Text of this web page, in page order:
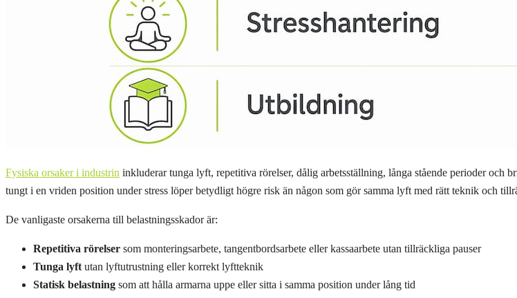
Fysiska orsaker i industrin inkluderar tunga lyft, repetitiva rörelser, dålig arbetsställning, långa stående perioder och
tungt i en vriden position under stress löper betydligt högre risk än någon som gör samma lyft med rätt teknik och
De vanligaste orsakerna till belastningsskador är:
Repetitiva rörelser som monteringsarbete, tangentbordsarbete eller kassaarbete utan tillräckliga pauser
Tunga lyft utan lyftutrustning eller korrekt lyftteknik
Statisk belastning som att hålla armarna uppe eller sitta i samma position under lång tid